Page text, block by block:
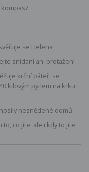
se Helena
snídani ani protažení
krční páteř, se
kilovým pytlem na krku,
nesnědené domů
to, co jíte, ale i kdy to jíte